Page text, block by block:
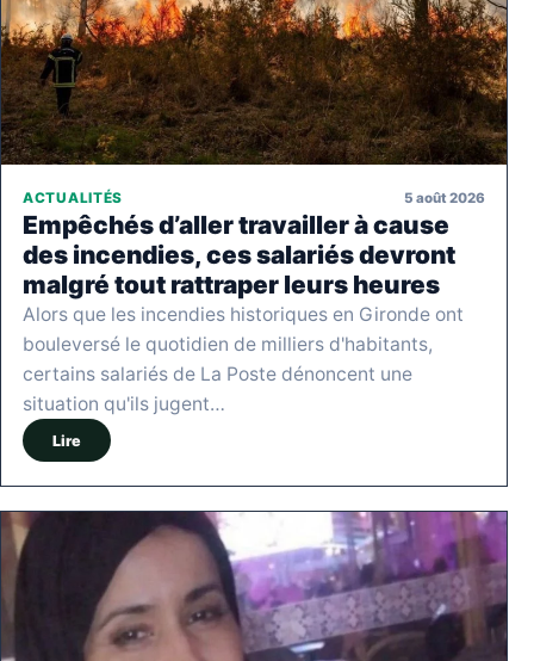
ACTUALITÉS 5 août 2026
Empêchés d’aller travailler à cause
des incendies, ces salariés devront
malgré tout rattraper leurs heures
Alors que les incendies historiques en Gironde ont
bouleversé le quotidien de milliers d'habitants,
certains salariés de La Poste dénoncent une
situation qu'ils jugent…
Lire